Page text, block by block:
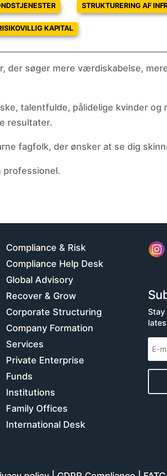
STRUKTURERING AF
KAPITAL
der søger mere værdiskabelse,
talentfulde, pålidelige kvinder
resultater.
fagfolk, der ønsker at se dig
professionel.
Compliance & Risk
Compliance Help Desk
Global Advisory
Recover & Grow
Corporate Structuring
Company Formation
Services
Private Enterprise
Funds
Institutions
Family Offices
International Desk